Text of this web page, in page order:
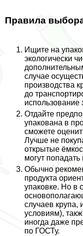
Правила
Ищите на
экологически
случае
производства
до
использование
Отдайте
упакована в
сможете
Лучше не
открытые
могут
Обычно
продукта
упаковке. Но в
случаев крупа,
условиям),
иногда даже
по ГОСТу.